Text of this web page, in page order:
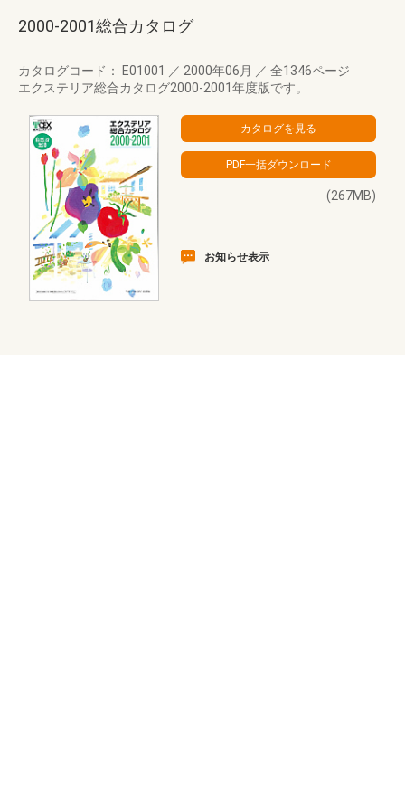
2000-2001総合カタログ
カタログコード： E01001 ／ 2000年06月 ／ 全1346ページ
エクステリア総合カタログ2000-2001年度版です。
(267MB)
お知らせ表示